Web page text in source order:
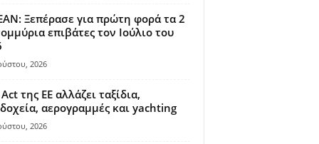
Ξεπέρασε για πρώτη φορά τα 2
επιβάτες τον Ιούλιο του
2026
της ΕΕ αλλάζει ταξίδια,
αερογραμμές και yachting
2026